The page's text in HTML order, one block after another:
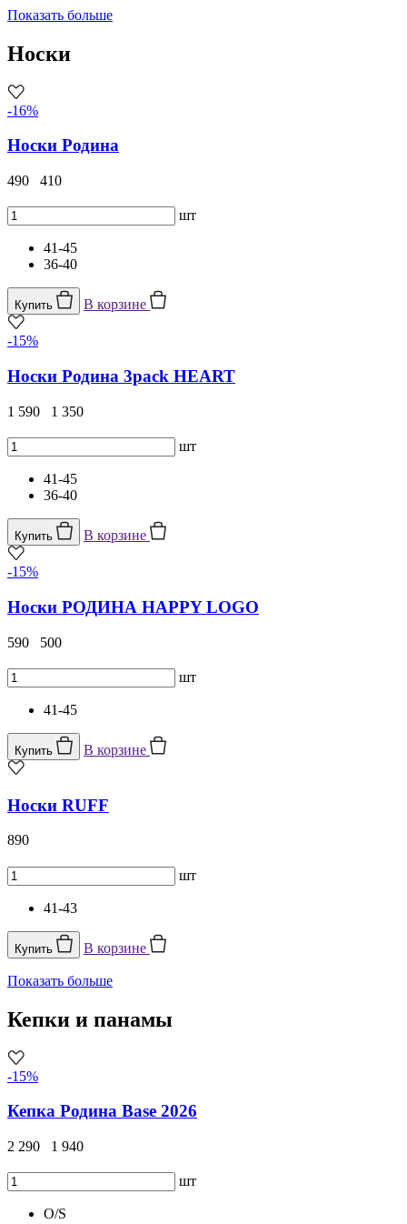
Показать больше
Носки
-16%
Носки Родина
490 410
шт
41-45
36-40
Купить В корзине
-15%
Носки Родина 3pack HEART
1 590 1 350
шт
41-45
36-40
Купить В корзине
-15%
Носки РОДИНА HAPPY LOGO
590 500
шт
41-45
Купить В корзине
Носки RUFF
890
шт
41-43
Купить В корзине
Показать больше
Кепки и панамы
-15%
Кепка Родина Base 2026
2 290 1 940
шт
O/S